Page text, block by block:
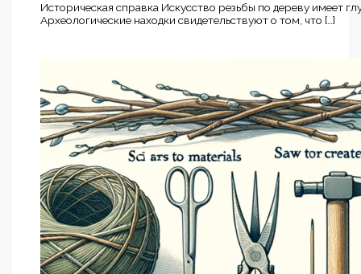
Историческая справка Искусство резьбы по дереву имеет
Археологические находки свидетельствуют о том, что […]